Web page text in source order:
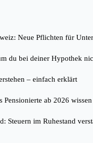
Neue Pflichten für
du bei deiner Hypothek
– einfach erklärt
ab 2026 wissen
Steuern im Ruhestand